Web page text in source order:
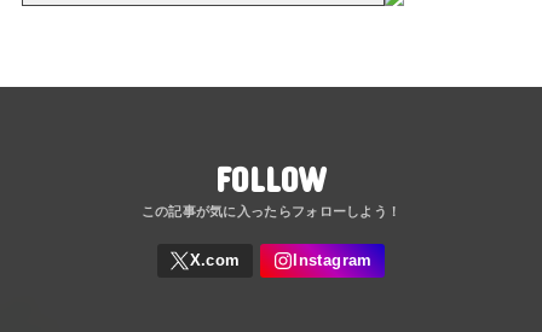
FOLLOW